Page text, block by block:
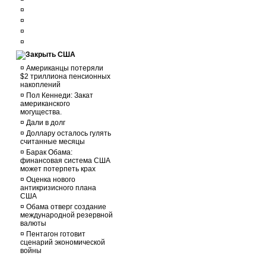
¤
¤
¤
¤
США
¤ Американцы потеряли
$2 триллиона пенсионных
накоплений
¤ Пол Кеннеди: Закат
американского
могущества.
¤ Дали в долг
¤ Доллару осталось гулять
считанные месяцы
¤ Барак Обама:
финансовая система США
может потерпеть крах
¤ Оценка нового
антикризисного плана
США
¤ Обама отверг создание
международной резервной
валюты
¤ Пентагон готовит
сценарий экономической
войны